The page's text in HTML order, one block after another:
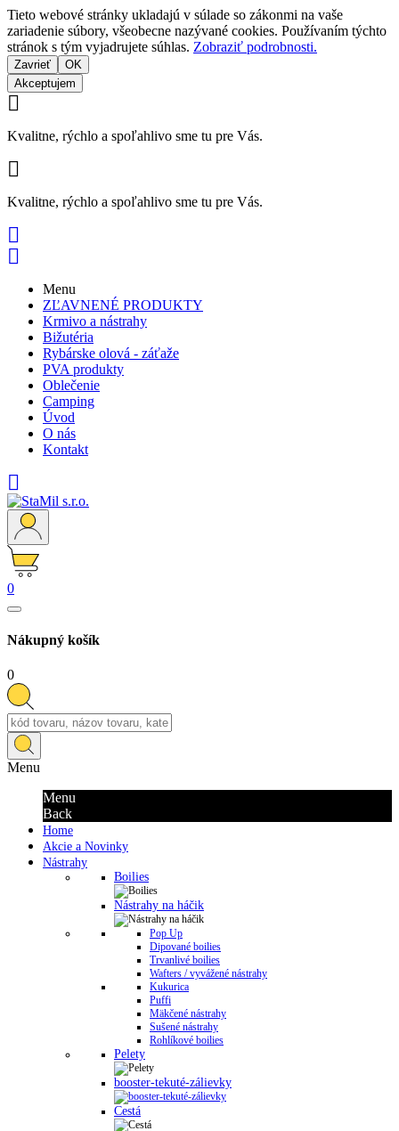
Tieto webové stránky ukladajú v súlade so zákonmi na vaše
zariadenie súbory, všeobecne nazývané cookies. Používaním týchto
stránok s tým vyjadrujete súhlas. Zobraziť podrobnosti.
Zavrieť
OK
Akceptujem

Kvalitne, rýchlo a spoľahlivo sme tu pre Vás.

Kvalitne, rýchlo a spoľahlivo sme tu pre Vás.


Menu
ZĽAVNENÉ PRODUKTY
Krmivo a nástrahy
Bižutéria
Rybárske olová - záťaže
PVA produkty
Oblečenie
Camping
Úvod
O nás
Kontakt

0
Nákupný košík
0
Menu
Menu
Back
Home
Akcie a Novinky
Nástrahy
Boilies
Nástrahy na háčik
Pop Up
Dipované boilies
Trvanlivé boilies
Wafters / vyvážené nástrahy
Kukurica
Puffi
Mäkčené nástrahy
Sušené nástrahy
Rohlíkové boilies
Pelety
booster-tekuté-zálievky
Cestá